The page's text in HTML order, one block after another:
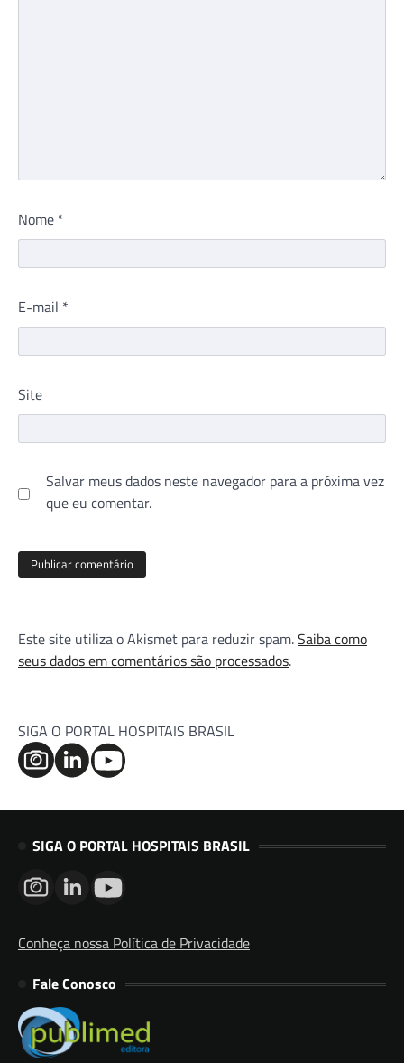
Nome *
E-mail *
Site
Salvar meus dados neste navegador para a próxima vez
que eu comentar.
Este site utiliza o Akismet para reduzir spam.Saiba como
seus dados em comentários são processados.
SIGA O PORTAL HOSPITAIS BRASIL
SIGA O PORTAL HOSPITAIS BRASIL
Conheça nossa Política de Privacidade
Fale Conosco